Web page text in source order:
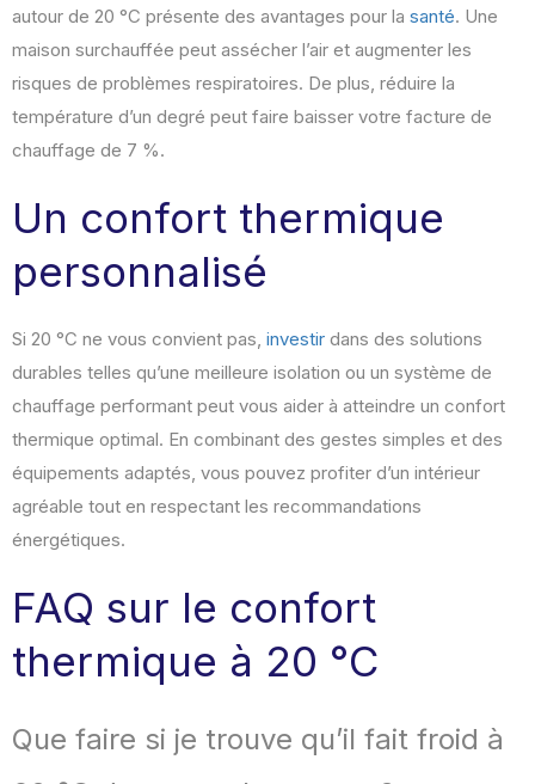
autour de 20 °C présente des avantages pour la santé. Une
maison surchauffée peut assécher l’air et augmenter les
risques de problèmes respiratoires. De plus, réduire la
température d’un degré peut faire baisser votre facture de
chauffage de 7 %.
Un confort thermique
personnalisé
Si 20 °C ne vous convient pas, investir dans des solutions
durables telles qu’une meilleure isolation ou un système de
chauffage performant peut vous aider à atteindre un confort
thermique optimal. En combinant des gestes simples et des
équipements adaptés, vous pouvez profiter d’un intérieur
agréable tout en respectant les recommandations
énergétiques.
FAQ sur le confort
thermique à 20 °C
Que faire si je trouve qu’il fait froid à